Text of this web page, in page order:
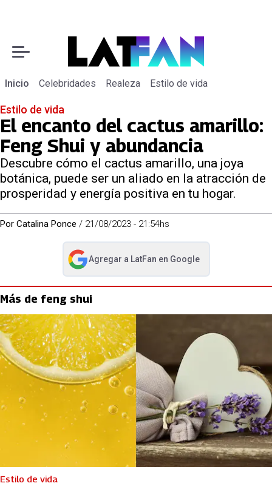
Inicio Celebridades Realeza Estilo de vida
Estilo de vida
El encanto del cactus amarillo:
Feng Shui y abundancia
Descubre cómo el cactus amarillo, una joya
botánica, puede ser un aliado en la atracción de
prosperidad y energía positiva en tu hogar.
Por Catalina Ponce / 21/08/2023 - 21:54hs
Agregar a LatFan en Google
abre en nueva pestaña
Más de feng shui
Estilo de vida